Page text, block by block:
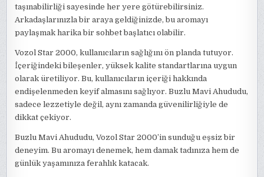
taşınabilirliği sayesinde her yere götürebilirsiniz.
Arkadaşlarınızla bir araya geldiğinizde, bu aromayı
paylaşmak harika bir sohbet başlatıcı olabilir.
Vozol Star 2000, kullanıcıların sağlığını ön planda tutuyor.
İçeriğindeki bileşenler, yüksek kalite standartlarına uygun
olarak üretiliyor. Bu, kullanıcıların içeriği hakkında
endişelenmeden keyif almasını sağlıyor. Buzlu Mavi Ahududu,
sadece lezzetiyle değil, aynı zamanda güvenilirliğiyle de
dikkat çekiyor.
Buzlu Mavi Ahududu, Vozol Star 2000’in sunduğu eşsiz bir
deneyim. Bu aromayı denemek, hem damak tadınıza hem de
günlük yaşamınıza ferahlık katacak.